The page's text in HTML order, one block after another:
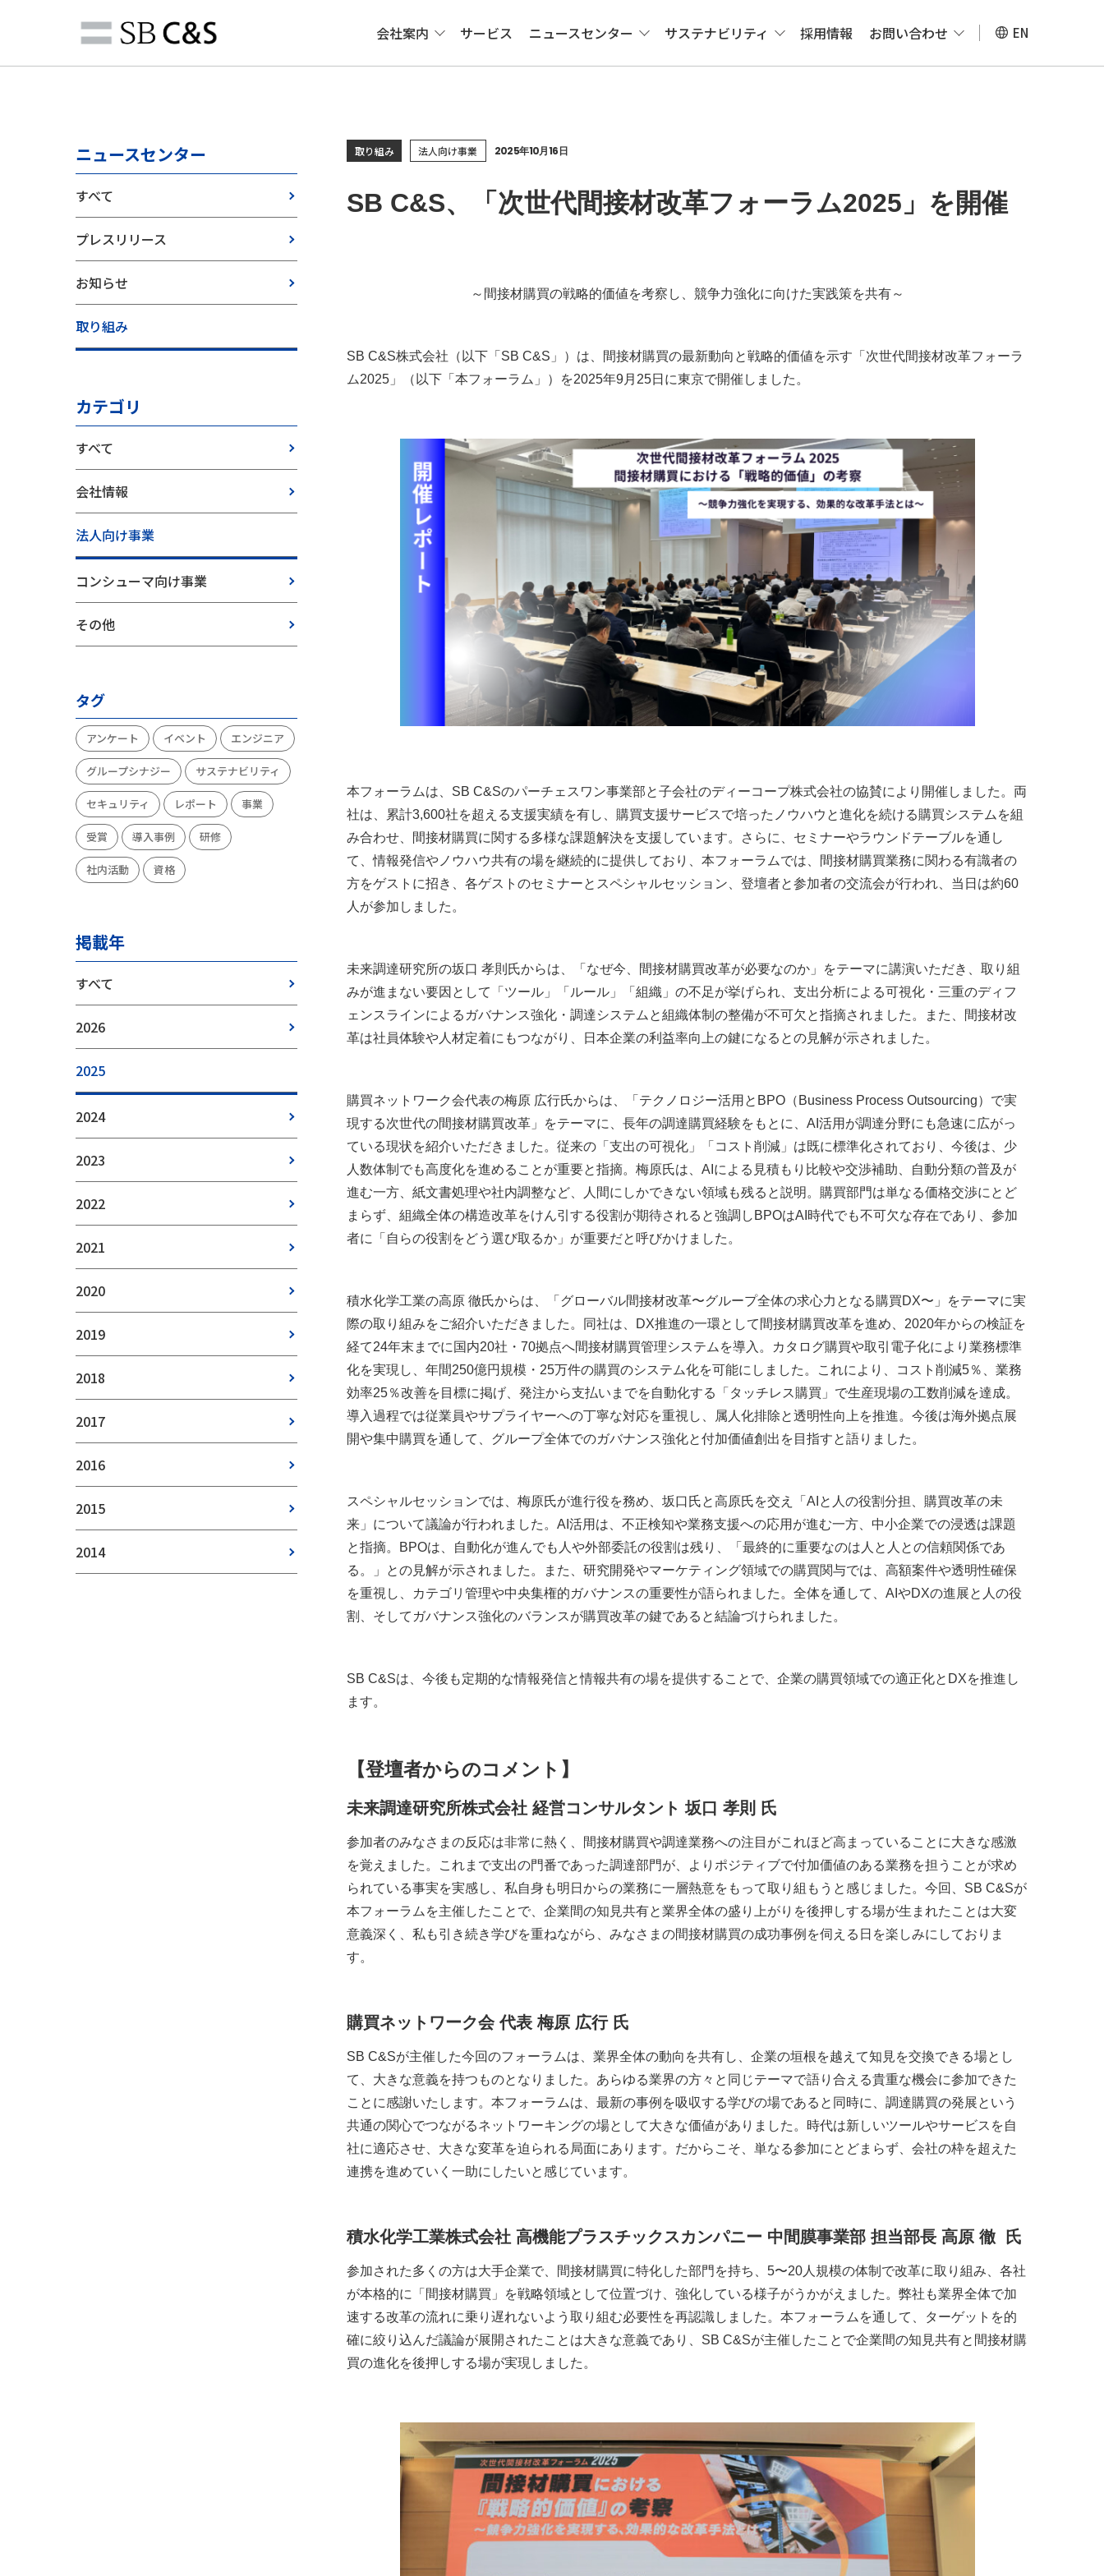
EN
会社案内 サービス ニュースセンター サステナビリティ 採用情報 お問い合わせ
取り組み 法人向け事業 2025年10月16日
SB C&S、「次世代間接材改革フォーラム2025」を開催
～間接材購買の戦略的価値を考察し、競争力強化に向けた実践策を共有～
SB C&S株式会社（以下「SB C&S」）は、間接材購買の最新動向と戦略的価値を示す「次世代間接材改革フォーラ
ム2025」（以下「本フォーラム」）を2025年9月25日に東京で開催しました。
本フォーラムは、SB C&Sのパーチェスワン事業部と子会社のディーコープ株式会社の協賛により開催しました。両
社は、累計3,600社を超える支援実績を有し、購買支援サービスで培ったノウハウと進化を続ける購買システムを組
み合わせ、間接材購買に関する多様な課題解決を支援しています。さらに、セミナーやラウンドテーブルを通し
て、情報発信やノウハウ共有の場を継続的に提供しており、本フォーラムでは、間接材購買業務に関わる有識者の
方をゲストに招き、各ゲストのセミナーとスペシャルセッション、登壇者と参加者の交流会が行われ、当日は約60
人が参加しました。
未来調達研究所の坂口 孝則氏からは、「なぜ今、間接材購買改革が必要なのか」をテーマに講演いただき、取り組
みが進まない要因として「ツール」「ルール」「組織」の不足が挙げられ、支出分析による可視化・三重のディフ
ェンスラインによるガバナンス強化・調達システムと組織体制の整備が不可欠と指摘されました。また、間接材改
革は社員体験や人材定着にもつながり、日本企業の利益率向上の鍵になるとの見解が示されました。
購買ネットワーク会代表の梅原 広行氏からは、「テクノロジー活用とBPO（Business Process Outsourcing）で実
現する次世代の間接材購買改革」をテーマに、長年の調達購買経験をもとに、AI活用が調達分野にも急速に広がっ
ている現状を紹介いただきました。従来の「支出の可視化」「コスト削減」は既に標準化されており、今後は、少
人数体制でも高度化を進めることが重要と指摘。梅原氏は、AIによる見積もり比較や交渉補助、自動分類の普及が
進む一方、紙文書処理や社内調整など、人間にしかできない領域も残ると説明。購買部門は単なる価格交渉にとど
まらず、組織全体の構造改革をけん引する役割が期待されると強調しBPOはAI時代でも不可欠な存在であり、参加
者に「自らの役割をどう選び取るか」が重要だと呼びかけました。
積水化学工業の高原 徹氏からは、「グローバル間接材改革〜グループ全体の求心力となる購買DX〜」をテーマに実
際の取り組みをご紹介いただきました。同社は、DX推進の一環として間接材購買改革を進め、2020年からの検証を
経て24年末までに国内20社・70拠点へ間接材購買管理システムを導入。カタログ購買や取引電子化により業務標準
化を実現し、年間250億円規模・25万件の購買のシステム化を可能にしました。これにより、コスト削減5％、業務
効率25％改善を目標に掲げ、発注から支払いまでを自動化する「タッチレス購買」で生産現場の工数削減を達成。
導入過程では従業員やサプライヤーへの丁寧な対応を重視し、属人化排除と透明性向上を推進。今後は海外拠点展
開や集中購買を通して、グループ全体でのガバナンス強化と付加価値創出を目指すと語りました。
スペシャルセッションでは、梅原氏が進行役を務め、坂口氏と高原氏を交え「AIと人の役割分担、購買改革の未
来」について議論が行われました。AI活用は、不正検知や業務支援への応用が進む一方、中小企業での浸透は課題
と指摘。BPOは、自動化が進んでも人や外部委託の役割は残り、「最終的に重要なのは人と人との信頼関係であ
る。」との見解が示されました。また、研究開発やマーケティング領域での購買関与では、高額案件や透明性確保
を重視し、カテゴリ管理や中央集権的ガバナンスの重要性が語られました。全体を通して、AIやDXの進展と人の役
割、そしてガバナンス強化のバランスが購買改革の鍵であると結論づけられました。
SB C&Sは、今後も定期的な情報発信と情報共有の場を提供することで、企業の購買領域での適正化とDXを推進し
ます。
【登壇者からのコメント】
未来調達研究所株式会社 経営コンサルタント坂口 孝則 氏
参加者のみなさまの反応は非常に熱く、間接材購買や調達業務への注目がこれほど高まっていることに大きな感激
を覚えました。これまで支出の門番であった調達部門が、よりポジティブで付加価値のある業務を担うことが求め
られている事実を実感し、私自身も明日からの業務に一層熱意をもって取り組もうと感じました。今回、SB C&Sが
本フォーラムを主催したことで、企業間の知見共有と業界全体の盛り上がりを後押しする場が生まれたことは大変
意義深く、私も引き続き学びを重ねながら、みなさまの間接材購買の成功事例を伺える日を楽しみにしておりま
す。
購買ネットワーク会代表 梅原 広行 氏
SB C&Sが主催した今回のフォーラムは、業界全体の動向を共有し、企業の垣根を越えて知見を交換できる場とし
て、大きな意義を持つものとなりました。あらゆる業界の方々と同じテーマで語り合える貴重な機会に参加できた
ことに感謝いたします。本フォーラムは、最新の事例を吸収する学びの場であると同時に、調達購買の発展という
共通の関心でつながるネットワーキングの場として大きな価値がありました。時代は新しいツールやサービスを自
社に適応させ、大きな変革を迫られる局面にあります。だからこそ、単なる参加にとどまらず、会社の枠を超えた
連携を進めていく一助にしたいと感じています。
積水化学工業株式会社 高機能プラスチックスカンパニー 中間膜事業部 担当部長 高原 徹 氏
参加された多くの方は大手企業で、間接材購買に特化した部門を持ち、5〜20人規模の体制で改革に取り組み、各社
が本格的に「間接材購買」を戦略領域として位置づけ、強化している様子がうかがえました。弊社も業界全体で加
速する改革の流れに乗り遅れないよう取り組む必要性を再認識しました。本フォーラムを通して、ターゲットを的
確に絞り込んだ議論が展開されたことは大きな意義であり、SB C&Sが主催したことで企業間の知見共有と間接材購
買の進化を後押しする場が実現しました。
ニュースセンター
すべて
プレスリリース
お知らせ
取り組み
カテゴリ
すべて
会社情報
法人向け事業
コンシューマ向け事業
その他
タグ
アンケート イベント エンジニア
グループシナジー サステナビリティ
セキュリティ レポート 事業
受賞 導入事例 研修
社内活動 資格
掲載年
すべて
2026
2025
2024
2023
2022
2021
2020
2019
2018
2017
2016
2015
2014